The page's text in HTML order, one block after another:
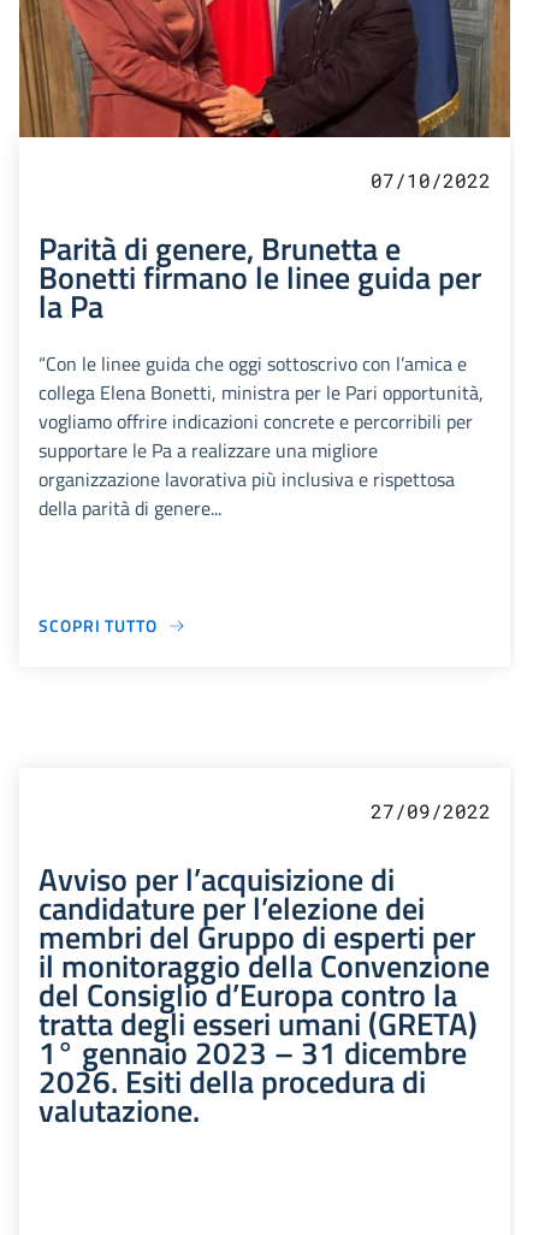
07/10/2022
Parità di genere, Brunetta e
Bonetti firmano le linee guida per
la Pa
“Con le linee guida che oggi sottoscrivo con l’amica e
collega Elena Bonetti, ministra per le Pari opportunità,
vogliamo offrire indicazioni concrete e percorribili per
supportare le Pa a realizzare una migliore
organizzazione lavorativa più inclusiva e rispettosa
della parità di genere...
SCOPRI TUTTO
27/09/2022
Avviso per l’acquisizione di
candidature per l’elezione dei
membri del Gruppo di esperti per
il monitoraggio della Convenzione
del Consiglio d’Europa contro la
tratta degli esseri umani (GRETA)
1° gennaio 2023 – 31 dicembre
2026. Esiti della procedura di
valutazione.